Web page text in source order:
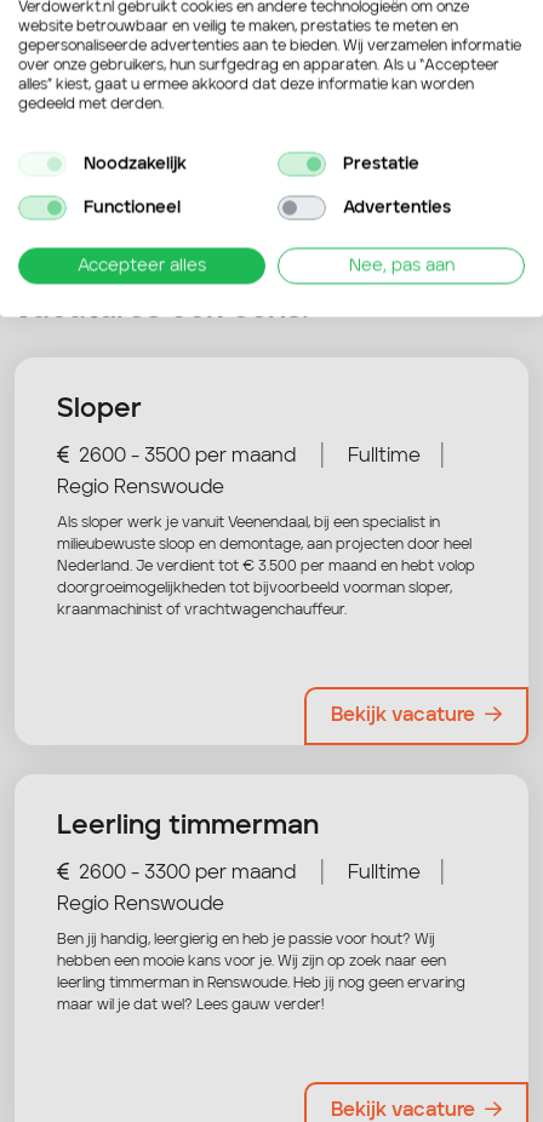
Verstuur je sollicitatie
Nog niet overtuigd? Bekijk deze
vacatures ook eens!
Sloper
2600 - 3500 per maand Fulltime
Regio Renswoude
Als sloper werk je vanuit Veenendaal, bij een specialist in
milieubewuste sloop en demontage, aan projecten door heel
Nederland. Je verdient tot € 3.500 per maand en hebt volop
doorgroeimogelijkheden tot bijvoorbeeld voorman sloper,
kraanmachinist of vrachtwagenchauffeur.
Bekijk vacature
Leerling timmerman
2600 - 3300 per maand Fulltime
Regio Renswoude
Ben jij handig, leergierig en heb je passie voor hout? Wij
hebben een mooie kans voor je. Wij zijn op zoek naar een
leerling timmerman in Renswoude. Heb jij nog geen ervaring
maar wil je dat wel? Lees gauw verder!
Bekijk vacature
Verdowerkt.nl gebruikt cookies en andere technologieën om onze
website betrouwbaar en veilig te maken, prestaties te meten en
gepersonaliseerde advertenties aan te bieden. Wij verzamelen informatie
over onze gebruikers, hun surfgedrag en apparaten. Als u “Accepteer
alles” kiest, gaat u ermee akkoord dat deze informatie kan worden
gedeeld met derden.
Noodzakelijk Prestatie
Functioneel Advertenties
Accepteer alles Nee, pas aan